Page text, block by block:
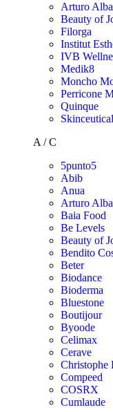
Arturo Alba
Beauty of
Filorga
Institut
IVB
Medik8
Moncho
Perricone
Quinque
A / C
5punto5
Abib
Anua
Arturo Alba
Baia Food
Be Levels
Beauty of
Bendito
Beter
Biodance
Bioderma
Bluestone
Boutijour
Byoode
Celimax
Cerave
Christophe
Compeed
COSRX
Cumlaude